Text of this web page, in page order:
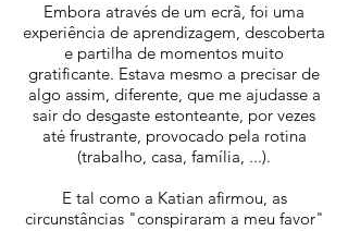
Embora através de um ecrã, foi uma
experiência de aprendizagem, descoberta
e partilha de momentos muito
gratificante. Estava mesmo a precisar de
algo assim, diferente, que me ajudasse a
sair do desgaste estonteante, por vezes
até frustrante, provocado pela rotina
(trabalho, casa, família, ...).
E tal como a Katian afirmou, as
circunstâncias "conspiraram a meu favor"